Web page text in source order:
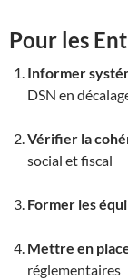
Pour les
Informer
DSN en
Vérifier la
social et fiscal
Former les
Mettre en
réglementaires